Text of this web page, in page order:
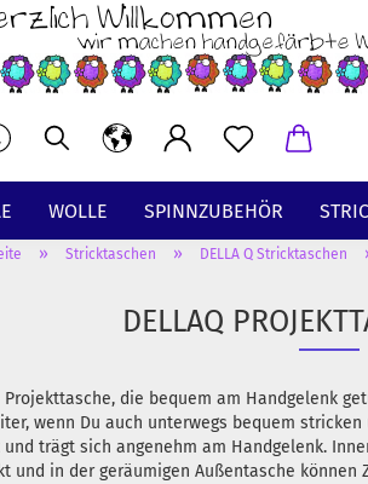
WOLLE SPINNZUBEHÖR
» Stricktaschen » DELLA Q Stricktaschen
DELLAQ
Projekttasche, die bequem am Handgelenk
wenn Du auch unterwegs bequem
trägt sich angenehm am Handgelenk.
und in der geräumigen Außentasche können